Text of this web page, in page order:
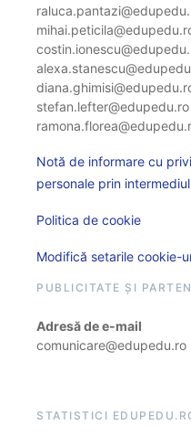
stefan.lefter@edupedu.ro
Notă de informare cu
personale prin
Politica de cookie
Modifică setarile cookie-
PUBLICITATE ȘI
Adresă de e-mail
comunicare@edupedu.ro
STATISTICI